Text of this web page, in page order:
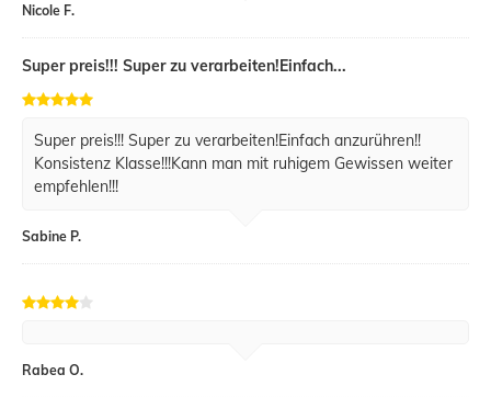
Nicole F.
Super preis!!! Super zu verarbeiten!Einfach...
Super preis!!! Super zu verarbeiten!Einfach anzurühren!!
Konsistenz Klasse!!!Kann man mit ruhigem Gewissen weiter
empfehlen!!!
Sabine P.
Rabea O.